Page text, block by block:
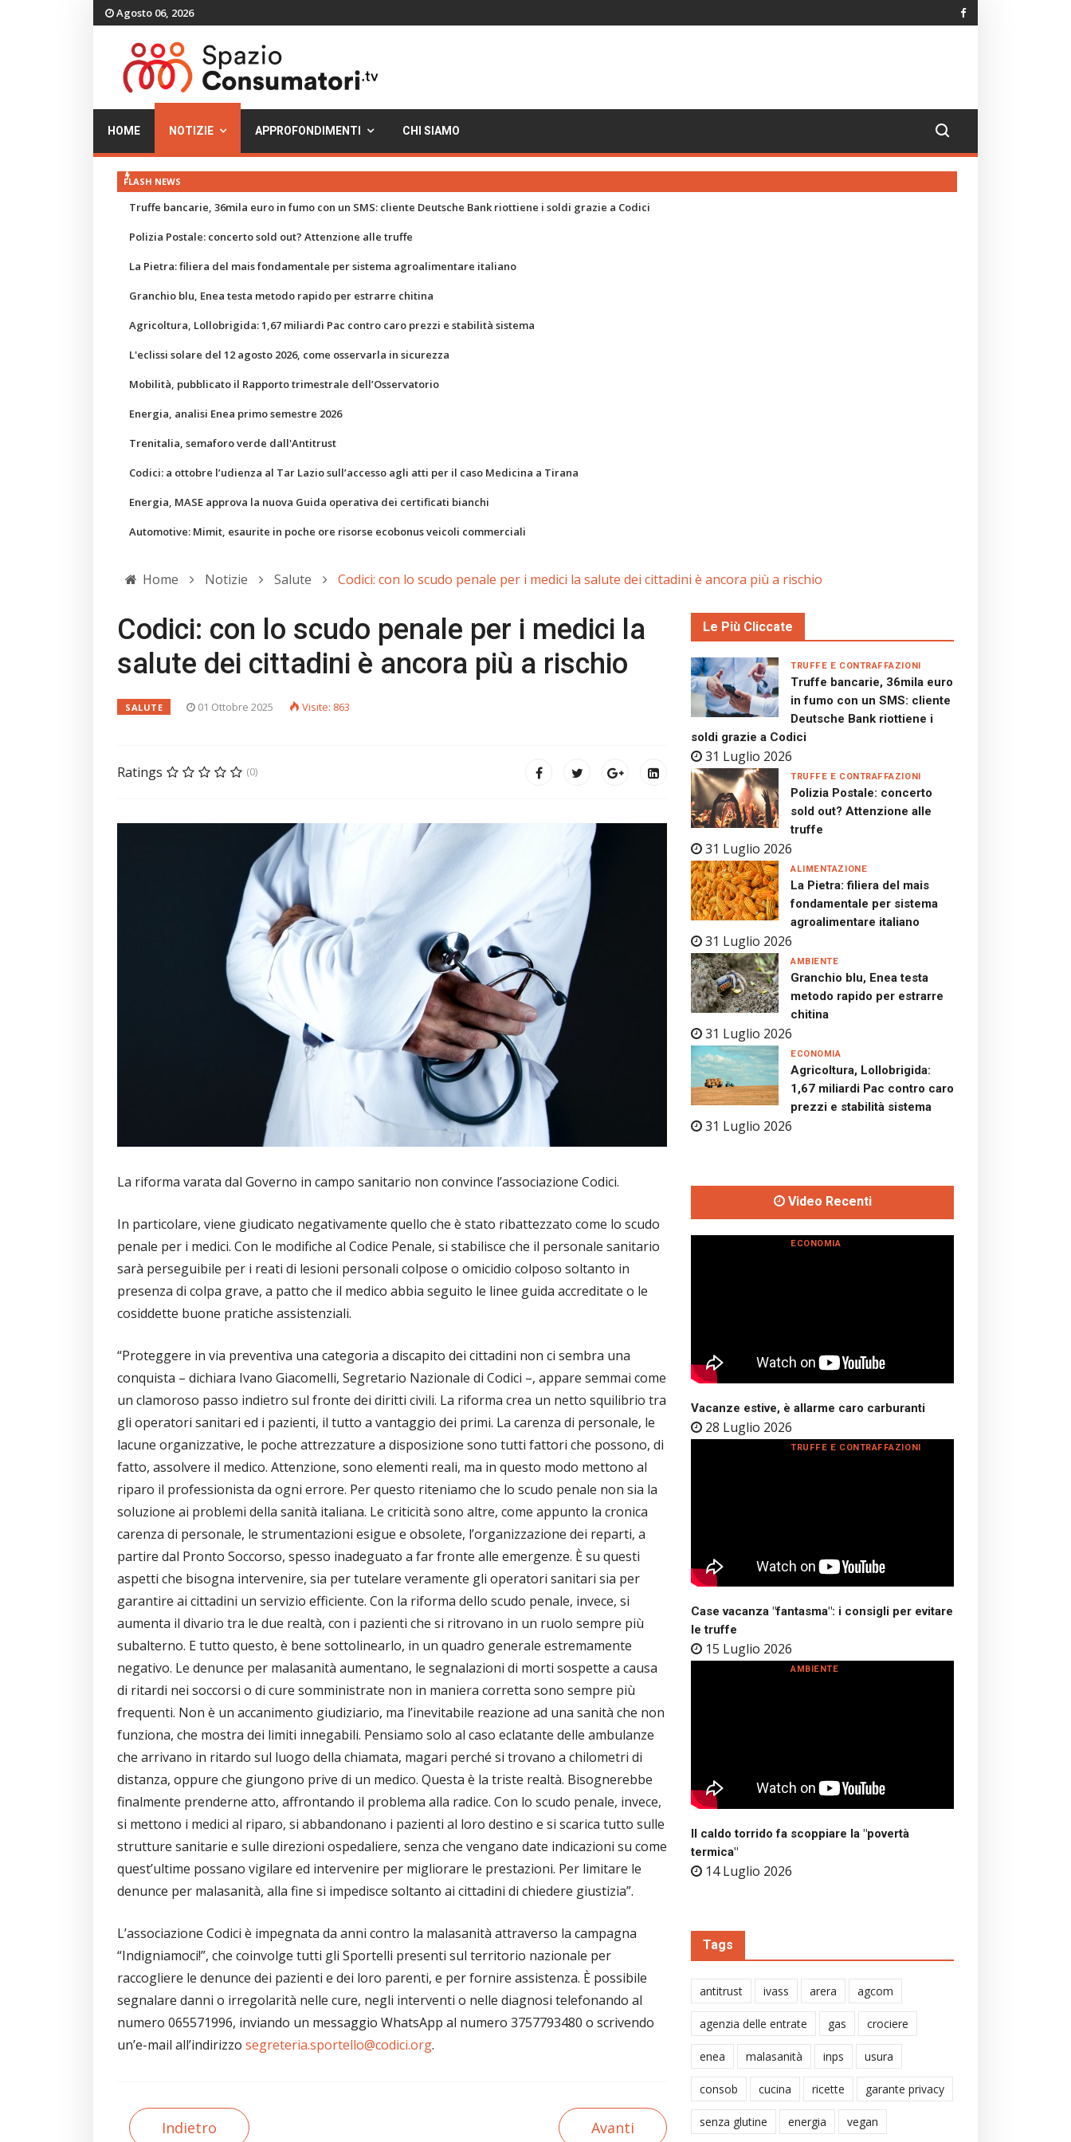
Agosto 06, 2026
HOME NOTIZIE APPROFONDIMENTI CHI SIAMO
FLASH NEWS
Truffe bancarie, 36mila euro in fumo con un SMS: cliente Deutsche Bank riottiene i soldi grazie a Codici
Polizia Postale: concerto sold out? Attenzione alle truffe
La Pietra: filiera del mais fondamentale per sistema agroalimentare italiano
Granchio blu, Enea testa metodo rapido per estrarre chitina
Agricoltura, Lollobrigida: 1,67 miliardi Pac contro caro prezzi e stabilità sistema
L'eclissi solare del 12 agosto 2026, come osservarla in sicurezza
Mobilità, pubblicato il Rapporto trimestrale dell’Osservatorio
Energia, analisi Enea primo semestre 2026
Trenitalia, semaforo verde dall'Antitrust
Codici: a ottobre l’udienza al Tar Lazio sull’accesso agli atti per il caso Medicina a Tirana
Energia, MASE approva la nuova Guida operativa dei certificati bianchi
Automotive: Mimit, esaurite in poche ore risorse ecobonus veicoli commerciali
Home Notizie Salute Codici: con lo scudo penale per i medici la salute dei cittadini è ancora più a rischio
Codici: con lo scudo penale per i medici la
salute dei cittadini è ancora più a rischio
SALUTE 01 Ottobre 2025 Visite: 863
Ratings (0)
La riforma varata dal Governo in campo sanitario non convince l’associazione Codici.
In particolare, viene giudicato negativamente quello che è stato ribattezzato come lo scudo
penale per i medici. Con le modifiche al Codice Penale, si stabilisce che il personale sanitario
sarà perseguibile per i reati di lesioni personali colpose o omicidio colposo soltanto in
presenza di colpa grave, a patto che il medico abbia seguito le linee guida accreditate o le
cosiddette buone pratiche assistenziali.
“Proteggere in via preventiva una categoria a discapito dei cittadini non ci sembra una
conquista – dichiara Ivano Giacomelli, Segretario Nazionale di Codici –, appare semmai come
un clamoroso passo indietro sul fronte dei diritti civili. La riforma crea un netto squilibrio tra
gli operatori sanitari ed i pazienti, il tutto a vantaggio dei primi. La carenza di personale, le
lacune organizzative, le poche attrezzature a disposizione sono tutti fattori che possono, di
fatto, assolvere il medico. Attenzione, sono elementi reali, ma in questo modo mettono al
riparo il professionista da ogni errore. Per questo riteniamo che lo scudo penale non sia la
soluzione ai problemi della sanità italiana. Le criticità sono altre, come appunto la cronica
carenza di personale, le strumentazioni esigue e obsolete, l’organizzazione dei reparti, a
partire dal Pronto Soccorso, spesso inadeguato a far fronte alle emergenze. È su questi
aspetti che bisogna intervenire, sia per tutelare veramente gli operatori sanitari sia per
garantire ai cittadini un servizio efficiente. Con la riforma dello scudo penale, invece, si
aumenta il divario tra le due realtà, con i pazienti che si ritrovano in un ruolo sempre più
subalterno. E tutto questo, è bene sottolinearlo, in un quadro generale estremamente
negativo. Le denunce per malasanità aumentano, le segnalazioni di morti sospette a causa
di ritardi nei soccorsi o di cure somministrate non in maniera corretta sono sempre più
frequenti. Non è un accanimento giudiziario, ma l’inevitabile reazione ad una sanità che non
funziona, che mostra dei limiti innegabili. Pensiamo solo al caso eclatante delle ambulanze
che arrivano in ritardo sul luogo della chiamata, magari perché si trovano a chilometri di
distanza, oppure che giungono prive di un medico. Questa è la triste realtà. Bisognerebbe
finalmente prenderne atto, affrontando il problema alla radice. Con lo scudo penale, invece,
si mettono i medici al riparo, si abbandonano i pazienti al loro destino e si scarica tutto sulle
strutture sanitarie e sulle direzioni ospedaliere, senza che vengano date indicazioni su come
quest’ultime possano vigilare ed intervenire per migliorare le prestazioni. Per limitare le
denunce per malasanità, alla fine si impedisce soltanto ai cittadini di chiedere giustizia”.
L’associazione Codici è impegnata da anni contro la malasanità attraverso la campagna
“Indigniamoci!”, che coinvolge tutti gli Sportelli presenti sul territorio nazionale per
raccogliere le denunce dei pazienti e dei loro parenti, e per fornire assistenza. È possibile
segnalare danni o irregolarità nelle cure, negli interventi o nelle diagnosi telefonando al
numero 065571996, inviando un messaggio WhatsApp al numero 3757793480 o scrivendo
un’e-mail all’indirizzo segreteria.sportello@codici.org.
Indietro Avanti
Le Più Cliccate
Truffe bancarie, 36mila euro
in fumo con un SMS: cliente
Deutsche Bank riottiene i
soldi grazie a Codici
31 Luglio 2026
TRUFFE E CONTRAFFAZIONI
Polizia Postale: concerto
sold out? Attenzione alle
truffe
31 Luglio 2026
TRUFFE E CONTRAFFAZIONI
La Pietra: filiera del mais
fondamentale per sistema
agroalimentare italiano
31 Luglio 2026
ALIMENTAZIONE
Granchio blu, Enea testa
metodo rapido per estrarre
chitina
31 Luglio 2026
AMBIENTE
Agricoltura, Lollobrigida:
1,67 miliardi Pac contro caro
prezzi e stabilità sistema
31 Luglio 2026
ECONOMIA
Video Recenti
Vacanze estive, è allarme caro carburanti
28 Luglio 2026
ECONOMIA
Case vacanza "fantasma": i consigli per evitare
le truffe
15 Luglio 2026
TRUFFE E CONTRAFFAZIONI
Il caldo torrido fa scoppiare la "povertà
termica"
14 Luglio 2026
AMBIENTE
Tags
antitrust ivass arera agcom
agenzia delle entrate gas crociere
enea malasanità inps usura
consob cucina ricette garante privacy
senza glutine energia vegan